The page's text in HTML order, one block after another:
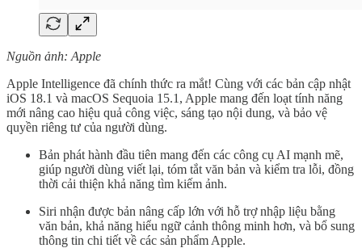
Nguồn ảnh: Apple
Apple Intelligence đã chính thức ra mắt! Cùng với các bản cập nhật
iOS 18.1 và macOS Sequoia 15.1, Apple mang đến loạt tính năng
mới nâng cao hiệu quả công việc, sáng tạo nội dung, và bảo vệ
quyền riêng tư của người dùng.
Bản phát hành đầu tiên mang đến các công cụ AI mạnh mẽ,
giúp người dùng viết lại, tóm tắt văn bản và kiểm tra lỗi, đồng
thời cải thiện khả năng tìm kiếm ảnh.
Siri nhận được bản nâng cấp lớn với hỗ trợ nhập liệu bằng
văn bản, khả năng hiểu ngữ cảnh thông minh hơn, và bổ sung
thông tin chi tiết về các sản phẩm Apple.